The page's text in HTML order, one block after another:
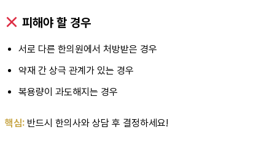
피해야 할 경우
서로 다른 한의원에서 처방받은 경우
약재 간 상극 관계가 있는 경우
복용량이 과도해지는 경우
핵심: 반드시 한의사와 상담 후 결정하세요!